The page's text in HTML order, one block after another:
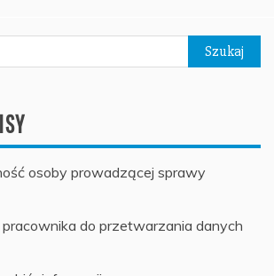
osoby prowadzącej sprawy
do przetwarzania danych